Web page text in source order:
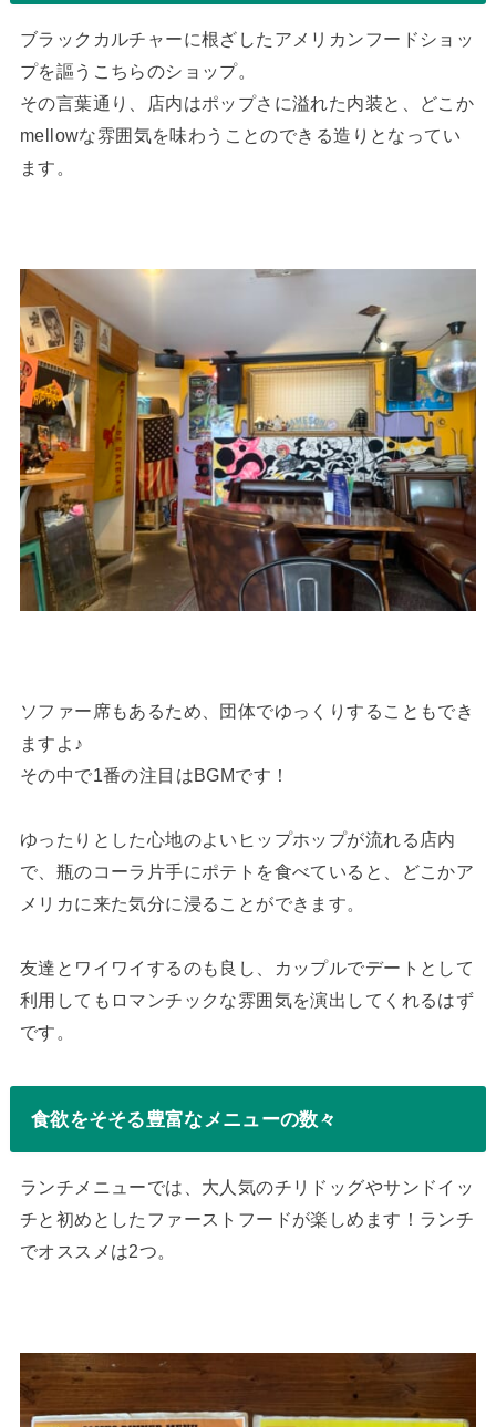
ブラックカルチャーに根ざしたアメリカンフードショッ
プを謳うこちらのショップ。
その言葉通り、店内はポップさに溢れた内装と、どこか
mellowな雰囲気を味わうことのできる造りとなってい
ます。
ソファー席もあるため、団体でゆっくりすることもでき
ますよ♪
その中で1番の注目はBGMです！
ゆったりとした心地のよいヒップホップが流れる店内
で、瓶のコーラ片手にポテトを食べていると、どこかア
メリカに来た気分に浸ることができます。
友達とワイワイするのも良し、カップルでデートとして
利用してもロマンチックな雰囲気を演出してくれるはず
です。
食欲をそそる豊富なメニューの数々
ランチメニューでは、大人気のチリドッグやサンドイッ
チと初めとしたファーストフードが楽しめます！ランチ
でオススメは2つ。